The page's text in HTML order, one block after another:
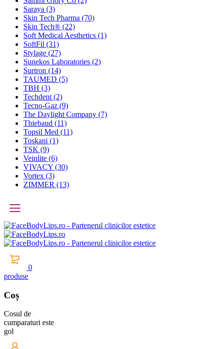
Saraya (3)
Skin Tech Pharma (70)
Skin Tech® (22)
Soft Medical Aesthetics (1)
SoftFil (31)
Stylage (27)
Sunekos Laboratories (2)
Surtron (14)
TAUMED (5)
TBH (3)
Techdent (2)
Tecno-Gaz (9)
The Daylight Company (7)
Thiebaud (11)
Topsil Med (11)
Toskani (1)
TSK (9)
Veinlite (6)
VIVACY (30)
Vortex (3)
ZIMMER (13)
0
produse
Coș
Cosul de
cumparaturi este
gol